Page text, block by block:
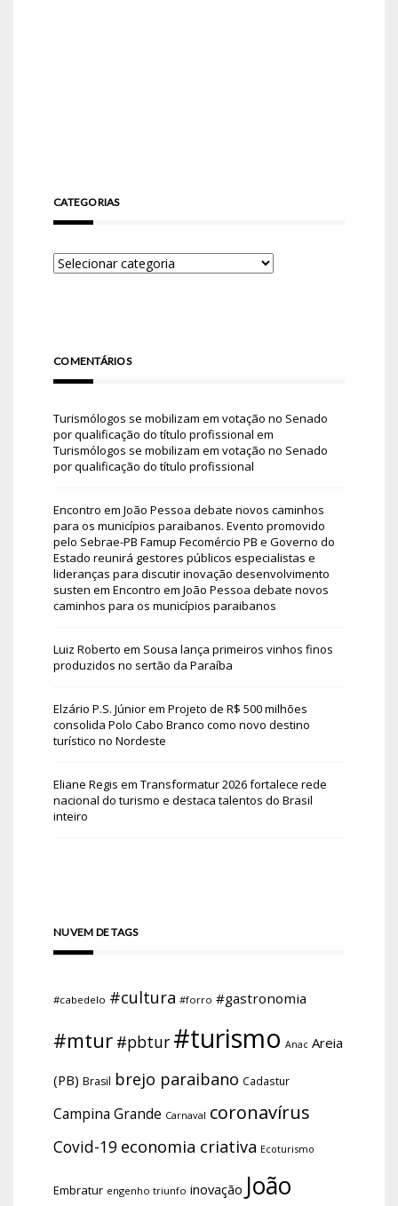
CATEGORIAS
COMENTÁRIOS
Turismólogos se mobilizam em votação no Senado
por qualificação do título profissional em
Turismólogos se mobilizam em votação no Senado
por qualificação do título profissional
Encontro em João Pessoa debate novos caminhos
para os municípios paraibanos. Evento promovido
pelo Sebrae-PB Famup Fecomércio PB e Governo do
Estado reunirá gestores públicos especialistas e
lideranças para discutir inovação desenvolvimento
susten em Encontro em João Pessoa debate novos
caminhos para os municípios paraibanos
Luiz Roberto em Sousa lança primeiros vinhos finos
produzidos no sertão da Paraíba
Elzário P.S. Júniorem Projeto de R$ 500 milhões
consolida Polo Cabo Branco como novo destino
turístico no Nordeste
Eliane Regis em Transformatur 2026 fortalece rede
nacional do turismo e destaca talentos do Brasil
inteiro
NUVEM DE TAGS
#cabedelo #cultura #forro #gastronomia
#mtur #pbtur #turismo Anac Areia
(PB) Brasil brejo paraibano Cadastur
Campina Grande Carnaval coronavírus
Covid-19 economia criativa Ecoturismo
Embratur engenho triunfo inovação João